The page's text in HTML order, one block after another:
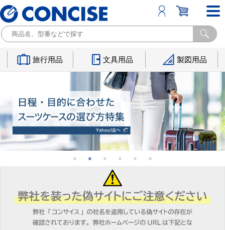
旅行用品 文具用品 製図用品